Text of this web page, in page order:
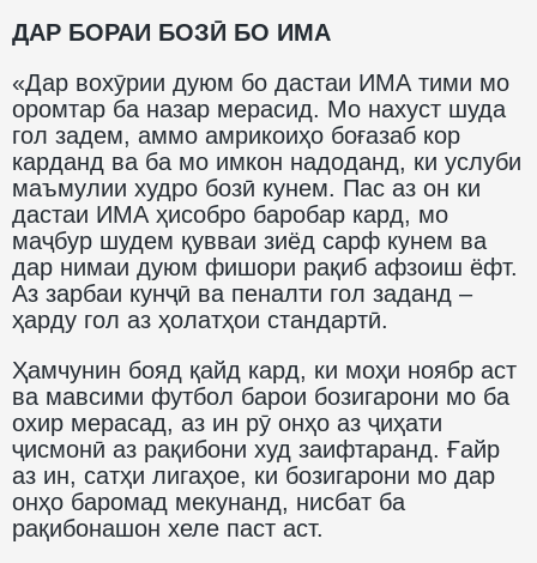
ДАР БОРАИ БОЗӢ БО ИМА
«Дар вохӯрии дуюм бо дастаи ИМА тими мо
оромтар ба назар мерасид. Мо нахуст шуда
гол задем, аммо амрикоиҳо боғазаб кор
карданд ва ба мо имкон надоданд, ки услуби
маъмулии худро бозӣ кунем. Пас аз он ки
дастаи ИМА ҳисобро баробар кард, мо
маҷбур шудем қувваи зиёд сарф кунем ва
дар нимаи дуюм фишори рақиб афзоиш ёфт.
Аз зарбаи кунҷӣ ва пеналти гол заданд –
ҳарду гол аз ҳолатҳои стандартӣ.
Ҳамчунин бояд қайд кард, ки моҳи ноябр аст
ва мавсими футбол барои бозигарони мо ба
охир мерасад, аз ин рӯ онҳо аз ҷиҳати
ҷисмонӣ аз рақибони худ заифтаранд. Ғайр
аз ин, сатҳи лигаҳое, ки бозигарони мо дар
онҳо баромад мекунанд, нисбат ба
рақибонашон хеле паст аст.